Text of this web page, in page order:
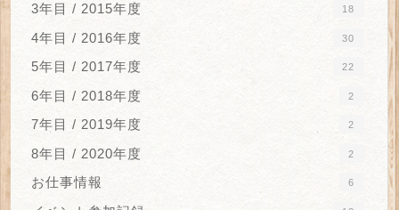
3年目 / 2015年度 18
4年目 / 2016年度 30
5年目 / 2017年度 22
6年目 / 2018年度 2
7年目 / 2019年度 2
8年目 / 2020年度 2
お仕事情報 6